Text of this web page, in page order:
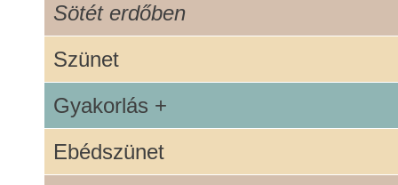
Sötét erdőben
Szünet
Gyakorlás +
Ebédszünet